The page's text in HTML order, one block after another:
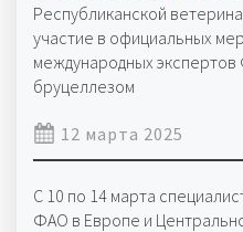
Республиканской
участие в официальных
международных
бруцеллезом
12 марта 2025
С 10 по 14 марта
ФАО в Европе и